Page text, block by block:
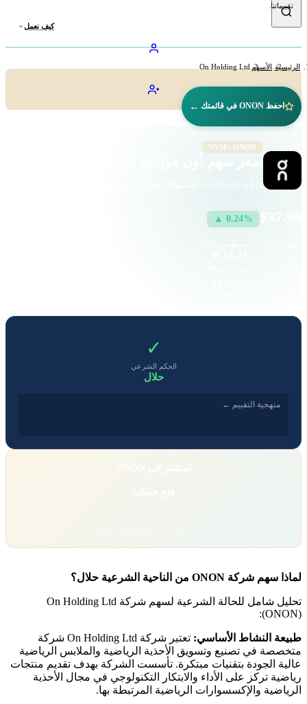
تقييماتنا.
كيف نعمل
الرئيسية الأسهم On Holding Ltd
احفظ ONON في قائمتك ←
NYSE: ONON
سعر سهم أون هولدنج (ONON)
On Holding Ltd · الاستهلاك الدوري · بورصة نيويورك
▲ 0.24%
✓
الحكم الشرعي
حلال
منهجية التقييم ←
لماذا سهم شركة ONON من الناحية الشرعية حلال؟
تحليل شامل للحالة الشرعية لسهم شركة On Holding Ltd
(ONON):
طبيعة النشاط الأساسي:
تعتبر شركة On Holding Ltd شركة
متخصصة في تصنيع وتسويق الأحذية الرياضية والملابس الرياضية
عالية الجودة بتقنيات مبتكرة. تأسست الشركة بهدف تقديم منتجات
رياضية تركز على الأداء والابتكار التكنولوجي في مجال الأحذية
الرياضية والإكسسوارات الرياضية المرتبطة بها.